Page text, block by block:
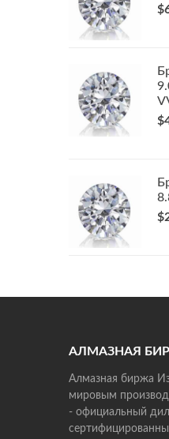
АЛМАЗНАЯ
Алмазная биржа
мировым
- официальный